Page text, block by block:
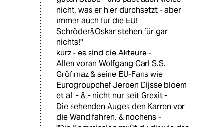
nicht, was er hier durchsetzt - aber
immer auch für die EU!
Schröder&Oskar stehen für gar
nichts!"
kurz - es sind die Akteure -
Allen voran Wolfgang Carl S.S.
Gröfimaz & seine EU-Fans wie
Eurogroupchef Jeroen Dijsselbloem
et al. - & - nicht nur seit Grexit -
Die sehenden Auges den Karren vor
die Wand fahren. & nochens -